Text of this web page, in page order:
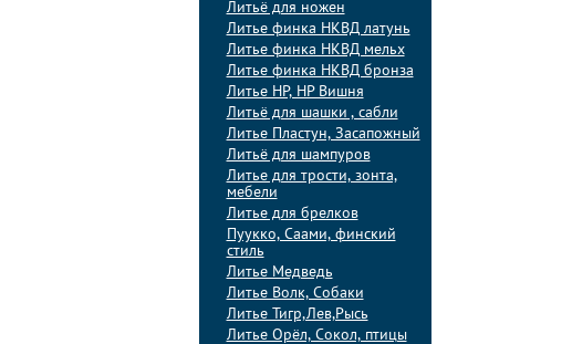
Литьё для ножен
Литье финка НКВД латунь
Литье финка НКВД мельх
Литье финка НКВД бронза
Литье НР, НР Вишня
Литьё для шашки , сабли
Литье Пластун, Засапожный
Литьё для шампуров
Литье для трости, зонта,
мебели
Литье для брелков
Пуукко, Саами, финский
стиль
Литье Медведь
Литье Волк, Собаки
Литье Тигр,Лев,Рысь
Литье Орёл, Сокол, птицы